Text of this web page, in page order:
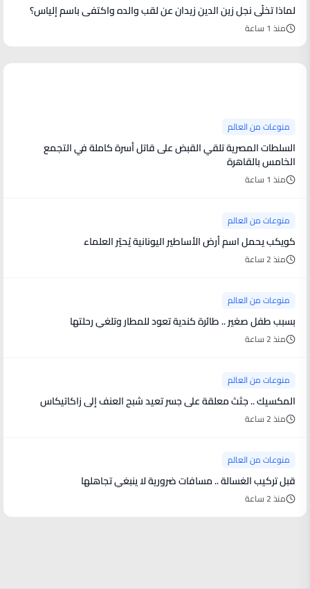
لماذا تخلّى نجل زين الدين زيدان عن لقب والده واكتفى باسم إلياس؟
منذ 1 ساعة
منوعات من العالم
السلطات المصرية تلقي القبض على قاتل أسرة كاملة في التجمع
الخامس بالقاهرة
منذ 1 ساعة
منوعات من العالم
كويكب يحمل اسم أرض الأساطير اليونانية يُحيّر العلماء
منذ 2 ساعة
منوعات من العالم
بسبب طفل صغير .. طائرة كندية تعود للمطار وتلغي رحلتها
منذ 2 ساعة
منوعات من العالم
المكسيك .. جثث معلقة على جسر تعيد شبح العنف إلى زاكاتيكاس
منذ 2 ساعة
منوعات من العالم
قبل تركيب الغسالة .. مسافات ضرورية لا ينبغي تجاهلها
منذ 2 ساعة